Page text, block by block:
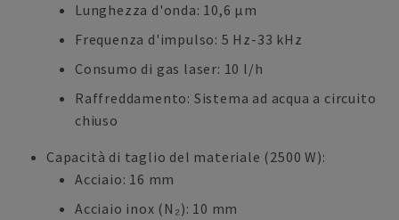
Lunghezza d'onda: 10,6 µm
Frequenza d'impulso: 5 Hz-33 kHz
Consumo di gas laser: 10 l/h
Raffreddamento: Sistema ad acqua a circuito
chiuso
Capacità di taglio del materiale (2500 W):
Acciaio: 16 mm
Acciaio inox (N₂): 10 mm